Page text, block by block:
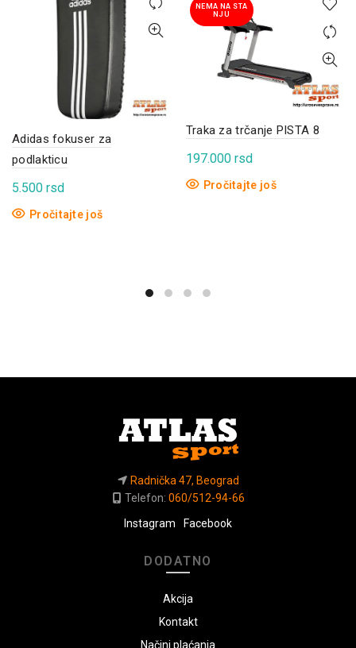
Adidas fokuser za
podlakticu
5.500 rsd
Pročitajte još
NEMA NA STA
NJU
Traka za trčanje PISTA 8
197.000 rsd
Pročitajte još
Radnička 47, Beograd
Telefon: 060/512-94-66
Instagram
Facebook
DODATNO
Akcija
Kontakt
Načini plaćanja